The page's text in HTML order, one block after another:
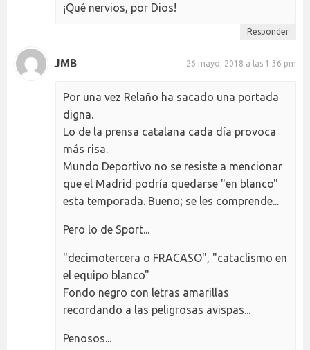
¡Qué nervios, por Dios!
Responder
JMB 26 mayo, 2018 a las 1:36 pm
Por una vez Relaño ha sacado una portada
digna.
Lo de la prensa catalana cada día provoca
más risa.
Mundo Deportivo no se resiste a mencionar
que el Madrid podría quedarse "en blanco"
esta temporada. Bueno; se les comprende...
Pero lo de Sport...
"decimotercera o FRACASO", "cataclismo en
el equipo blanco"
Fondo negro con letras amarillas
recordando a las peligrosas avispas...
Penosos...